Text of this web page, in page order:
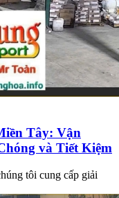
Tây: Vận
và Tiết Kiệm
tôi cung cấp giải